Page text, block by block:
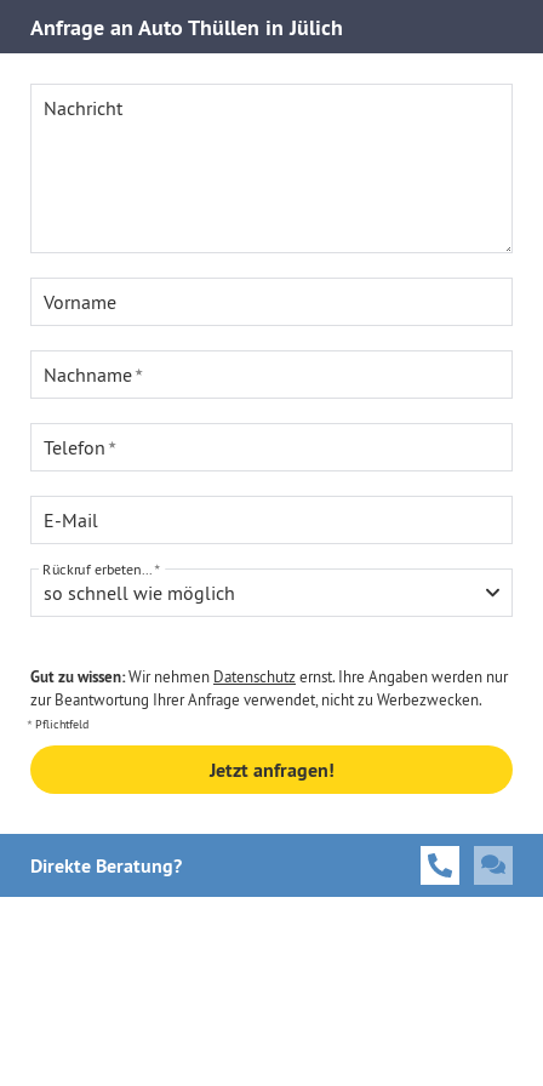
Anfrage an Auto Thüllen in Jülich
Nachricht
Vorname
Nachname
Telefon
E-Mail
so schnell wie möglich
Rückruf erbeten...
Gut zu wissen:Wir nehmen Datenschutzernst. Ihre Angaben werden nur
zur Beantwortung Ihrer Anfrage verwendet, nicht zu Werbezwecken.
Pflichtfeld
Jetzt anfragen!
Direkte Beratung?